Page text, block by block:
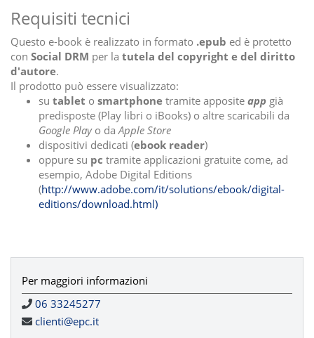
Requisiti tecnici
Questo e-book è realizzato in formato .epub ed è protetto
con Social DRM per la tutela del copyright e del diritto
d'autore.
Il prodotto può essere visualizzato:
su tablet o smartphone tramite apposite app già
predisposte (Play libri o iBooks) o altre scaricabili da
Google Playo da Apple Store
dispositivi dedicati (ebook reader)
oppure su pc tramite applicazioni gratuite come, ad
esempio, Adobe Digital Editions
(http://www.adobe.com/it/solutions/ebook/digital-
editions/download.html)
Per maggiori informazioni
06 33245277
clienti@epc.it